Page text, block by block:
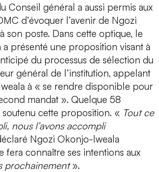
Conseil général a aussi permis aux
d’évoquer l’avenir de Ngozi
son poste. Dans cette optique, le
présenté une proposition visant à
du processus de sélection du
général de l’institution, appelant
à « se rendre disponible pour
mandat ». Quelque 58
cette proposition. « Tout ce
nous l’avons accompli
Ngozi Okonjo-lweala
fera connaître ses intentions aux
prochainement».